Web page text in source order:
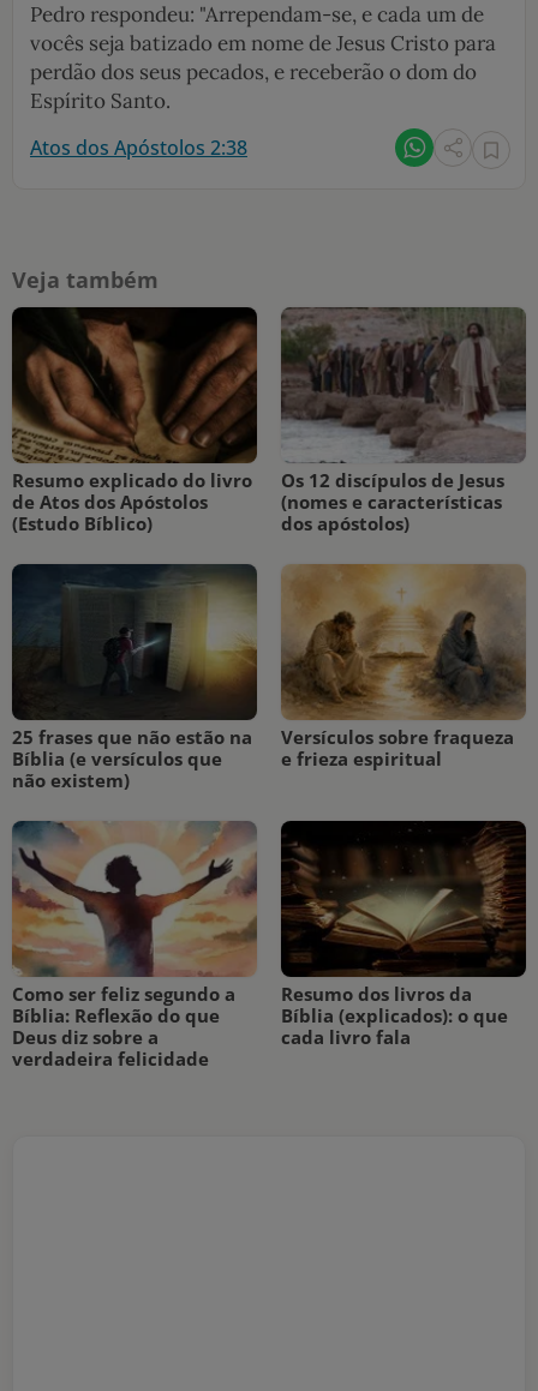
Pedro respondeu: "Arrependam-se, e cada um de
vocês seja batizado em nome de Jesus Cristo para
perdão dos seus pecados, e receberão o dom do
Espírito Santo.
Atos dos Apóstolos 2:38
Veja também
Resumo explicado do livro
de Atos dos Apóstolos
(Estudo Bíblico)
Os 12 discípulos de Jesus
(nomes e características
dos apóstolos)
25 frases que não estão na
Bíblia (e versículos que
não existem)
Versículos sobre fraqueza
e frieza espiritual
Como ser feliz segundo a
Bíblia: Reflexão do que
Deus diz sobre a
verdadeira felicidade
Resumo dos livros da
Bíblia (explicados): o que
cada livro fala